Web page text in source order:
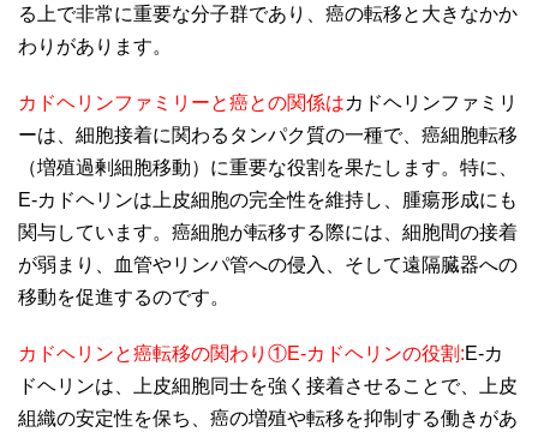
る上で非常に重要な分子群であり、癌の転移と大きなかか
わりがあります。
カドヘリンファミリーと癌との関係はカドヘリンファミリ
ーは、細胞接着に関わるタンパク質の一種で、癌細胞転移
（増殖過剰細胞移動）に重要な役割を果たします。特に、
E-カドヘリンは上皮細胞の完全性を維持し、腫瘍形成にも
関与しています。癌細胞が転移する際には、細胞間の接着
が弱まり、血管やリンパ管への侵入、そして遠隔臓器への
移動を促進するのです。
カドヘリンと癌転移の関わり①E-カドヘリンの役割:E-カ
ドヘリンは、上皮細胞同士を強く接着させることで、上皮
組織の安定性を保ち、癌の増殖や転移を抑制する働きがあ